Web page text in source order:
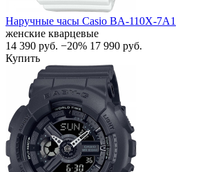
Наручные часы Casio BA-110X-7A1
женские кварцевые
14 390 руб. −20% 17 990 руб.
Купить